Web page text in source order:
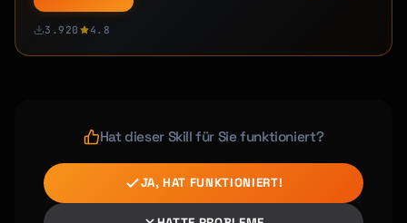
3.920 4.8
Hat dieser Skill für Sie funktioniert?
JA, HAT FUNKTIONIERT!